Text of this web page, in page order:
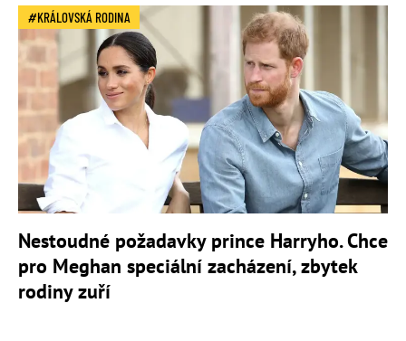
KRÁLOVSKÁ RODINA
Nestoudné požadavky prince Harryho. Chce
pro Meghan speciální zacházení, zbytek
rodiny zuří